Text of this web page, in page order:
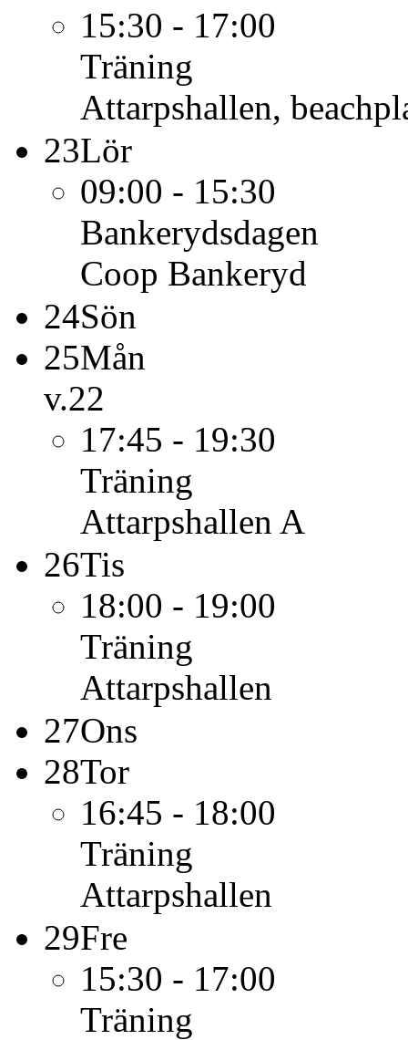
15:30 - 17:00
Träning
Attarpshallen,
23Lör
09:00 - 15:30
Bankerydsdagen
Coop Bankeryd
24Sön
25Mån
v.22
17:45 - 19:30
Träning
Attarpshallen A
26Tis
18:00 - 19:00
Träning
Attarpshallen
27Ons
28Tor
16:45 - 18:00
Träning
Attarpshallen
29Fre
15:30 - 17:00
Träning